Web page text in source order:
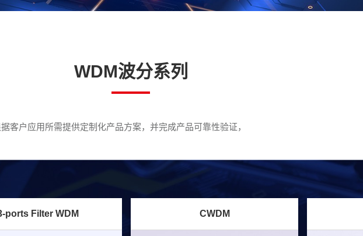
WDM波分系列
客户应用所需提供定制化产品方案，并完成产品可靠性验证，
ports Filter WDM CWDM